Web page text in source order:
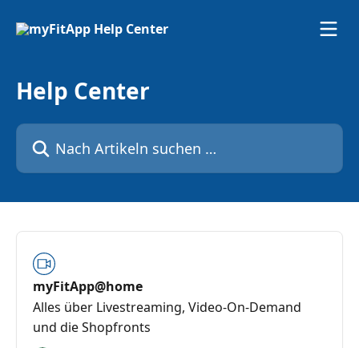
Help Center
Nach Artikeln suchen …
myFitApp@home
Alles über Livestreaming, Video-On-Demand
und die Shopfronts